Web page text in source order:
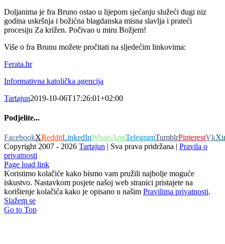
Doljanima je fra Bruno ostao u lijepom sjećanju služeći dugi niz
godina uskršnja i božićna blagdanska misna slavlja i prateći
procesiju Za križen. Počivao u miru Božjem!
Više o fra Brunu možete pročitati na sljedećim linkovima:
Ferata.hr
Informativna katolička agencija
Tartajun2019-10-06T17:26:01+02:00
Podjelite...
FacebookXRedditLinkedInWhatsAppTelegramTumblrPinterestVk
Copyright 2007 - 2026 Tartajun | Sva prava pridržana | Pravila o
privatnosti
Page load link
Koristimo kolačiće kako bismo vam pružili najbolje moguće
iskustvo. Nastavkom posjete našoj web stranici pristajete na
korištenje kolačića kako je opisano u našim Pravilima privatnosti.
Slažem se
Go to Top